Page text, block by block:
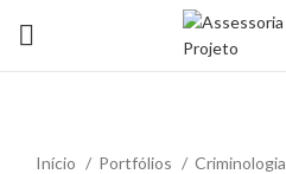
Início Portfólios
Criminologia